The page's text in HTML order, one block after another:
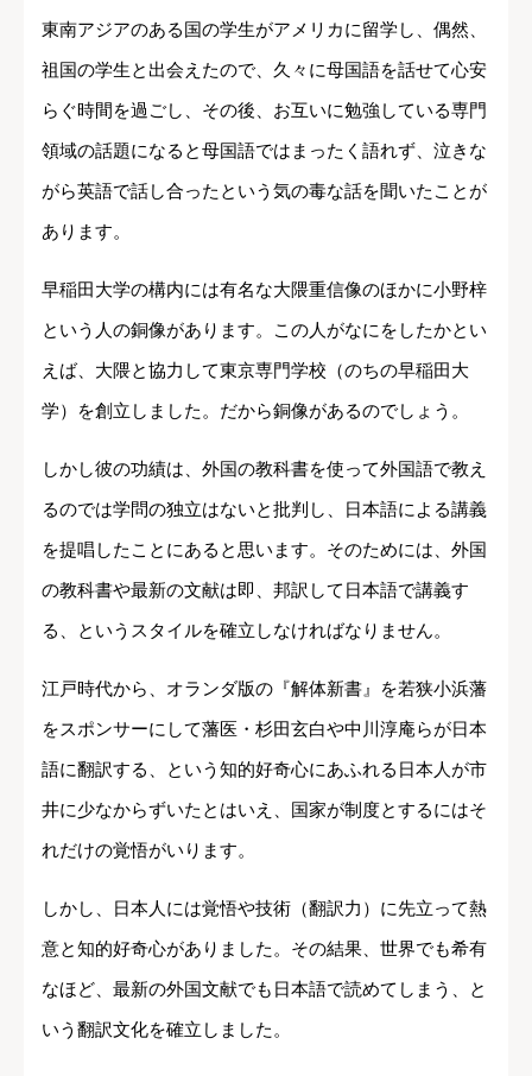
東南アジアのある国の学生がアメリカに留学し、偶然、
祖国の学生と出会えたので、久々に母国語を話せて心安
らぐ時間を過ごし、その後、お互いに勉強している専門
領域の話題になると母国語ではまったく語れず、泣きな
がら英語で話し合ったという気の毒な話を聞いたことが
あります。
早稲田大学の構内には有名な大隈重信像のほかに小野梓
という人の銅像があります。この人がなにをしたかとい
えば、大隈と協力して東京専門学校（のちの早稲田大
学）を創立しました。だから銅像があるのでしょう。
しかし彼の功績は、外国の教科書を使って外国語で教え
るのでは学問の独立はないと批判し、日本語による講義
を提唱したことにあると思います。そのためには、外国
の教科書や最新の文献は即、邦訳して日本語で講義す
る、というスタイルを確立しなければなりません。
江戸時代から、オランダ版の『解体新書』を若狭小浜藩
をスポンサーにして藩医・杉田玄白や中川淳庵らが日本
語に翻訳する、という知的好奇心にあふれる日本人が市
井に少なからずいたとはいえ、国家が制度とするにはそ
れだけの覚悟がいります。
しかし、日本人には覚悟や技術（翻訳力）に先立って熱
意と知的好奇心がありました。その結果、世界でも希有
なほど、最新の外国文献でも日本語で読めてしまう、と
いう翻訳文化を確立しました。